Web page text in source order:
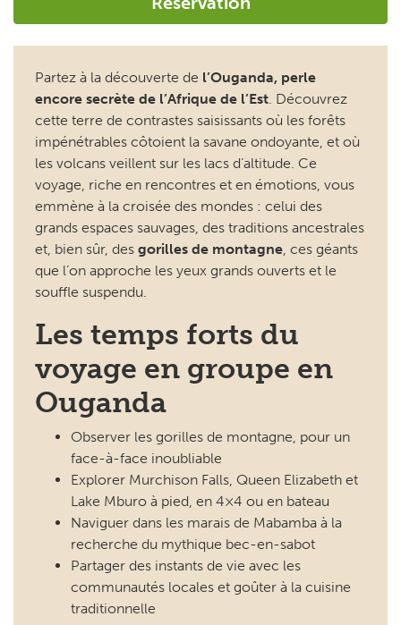
Partez à la découverte de l’Ouganda, perle
encore secrète de l’Afrique de l’Est. Découvrez
cette terre de contrastes saisissants où les forêts
impénétrables côtoient la savane ondoyante, et où
les volcans veillent sur les lacs d’altitude. Ce
voyage, riche en rencontres et en émotions, vous
emmène à la croisée des mondes : celui des
grands espaces sauvages, des traditions ancestrales
et, bien sûr, des gorilles de montagne, ces géants
que l’on approche les yeux grands ouverts et le
souffle suspendu.
Les temps forts du
voyage en groupe en
Ouganda
Observer les gorilles de montagne, pour un
face-à-face inoubliable
Explorer Murchison Falls, Queen Elizabeth et
Lake Mburo à pied, en 4×4 ou en bateau
Naviguer dans les marais de Mabamba à la
recherche du mythique bec-en-sabot
Partager des instants de vie avec les
communautés locales et goûter à la cuisine
traditionnelle